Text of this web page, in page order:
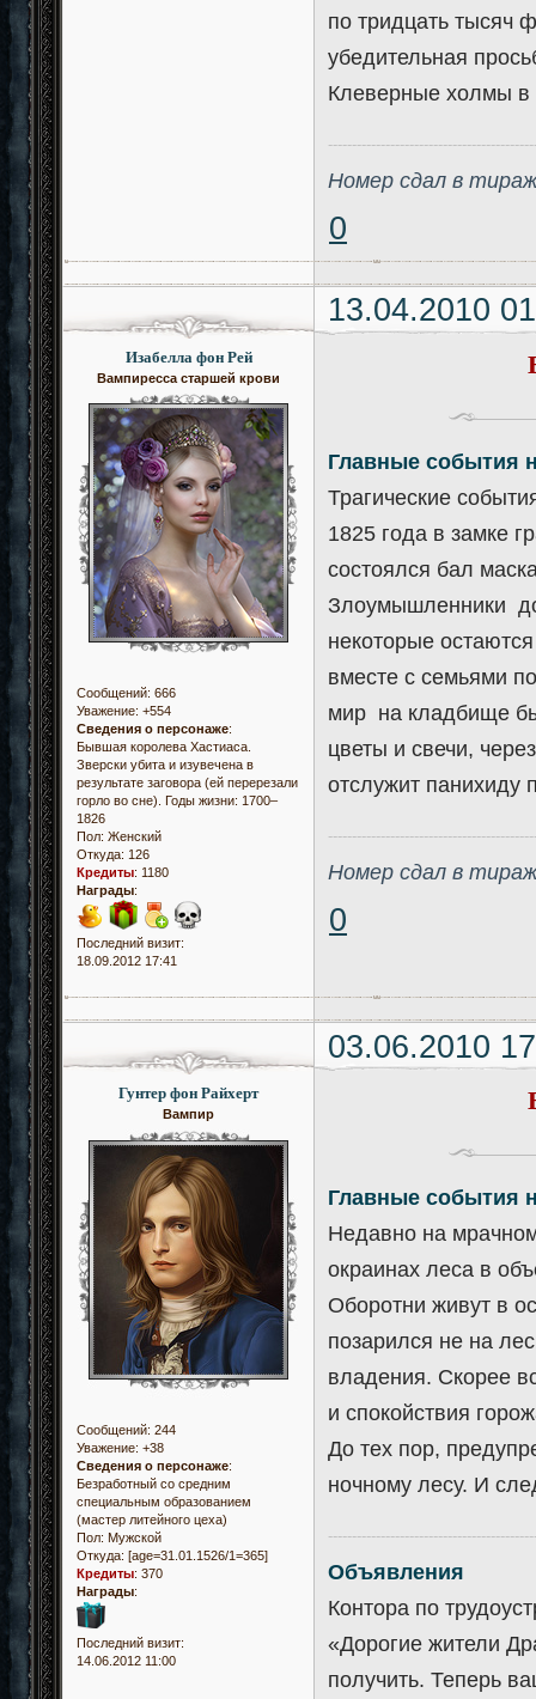
по тридцать тысяч
убедительная
Клеверные холмы в
Номер сдал в
0
13.04.2010
Изабелла фон Рей
Вампиресса старшей крови
Сообщений: 666
Уважение: +554
Сведения о персонаже:
Бывшая королева Хастиаса.
Зверски убита и изувечена в
результате заговора (ей перерезали
горло во сне). Годы жизни: 1700–
1826
Пол: Женский
Откуда: 126
Кредиты: 1180
Награды:
Последний визит:
18.09.2012 17:41
Главные события
Трагические
1825 года в замке
состоялся бал
Злоумышленники
некоторые
вместе с семьями
мир на кладбище
цветы и свечи,
отслужит панихиду
Номер сдал в
0
03.06.2010
Гунтер фон Райхерт
Вампир
Сообщений: 244
Уважение: +38
Сведения о персонаже:
Безработный со средним
специальным образованием
(мастер литейного цеха)
Пол: Мужской
Откуда: [age=31.01.1526/1=365]
Кредиты: 370
Награды:
Последний визит:
14.06.2012 11:00
Главные события
Недавно на
окраинах леса в
Оборотни живут в
позарился не на
владения. Скорее
и спокойствия
До тех пор,
ночному лесу. И
Объявления
Контора по
«Дорогие жители
получить. Теперь